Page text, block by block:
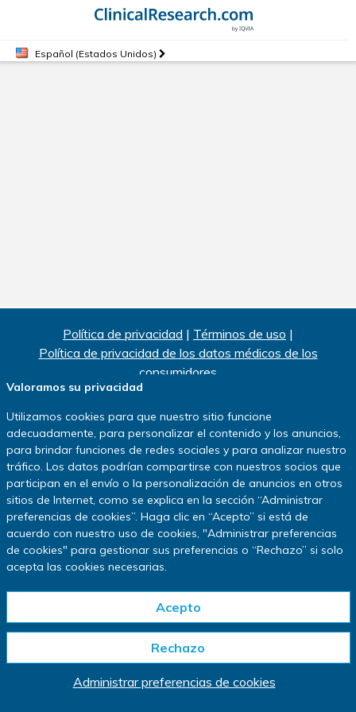
Español (Estados Unidos)
Política de privacidad | Términos de uso |
Política de privacidad de los datos médicos de los
consumidores
|Política de uso de cookies
Administrar preferencias de cookies
Copyright ©2026IQVIA.
Todos los derechos reservados.
www.IQVIA.com
Este sitio web está diseñado solo para residentes de los
Estados Unidos.
* En un estudio de investigación clínica, los participantes pueden recibir un
medicamento en fase de investigación no aprobado por las autoridades
reguladoras, un medicamento o intervención comparativos aprobados o una
sustancia inactiva llamada placebo, según sea el diseño del estudio (se
referirá a todos como “medicamento del estudio”). Es posible que no se
explicaremos los principales riesgos y requisitos conocidos de la participación
en un estudio antes de que decida participar. Según el estudio, es posible que
haya una compensación y un reembolso razonable por los gastos de traslado.
La duración del estudio puede variar.
Valoramos su privacidad
Utilizamos cookies para que nuestro sitio funcione
adecuadamente, para personalizar el contenido y los anuncios,
para brindar funciones de redes sociales y para analizar nuestro
tráfico. Los datos podrían compartirse con nuestros socios que
participan en el envío o la personalización de anuncios en otros
sitios de Internet, como se explica en la sección “Administrar
preferencias de cookies”. Haga clic en “Acepto” si está de
acuerdo con nuestro uso de cookies, "Administrar preferencias
de cookies" para gestionar sus preferencias o “Rechazo” si solo
acepta las cookies necesarias.
Acepto
Rechazo
Administrar preferencias de cookies